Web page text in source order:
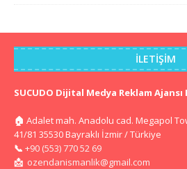
İLETIŞIM
SUCUDO Dijital Medya Reklam
🏠 Adalet mah. Anadolu cad. Megapol
41/81 35530 Bayraklı İzmir / Türkiye
📞 +90 (553) 770 52 69
📩 ozendanismanlik@gmail.com